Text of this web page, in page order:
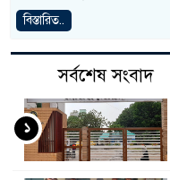
বিস্তারিত..
সর্বশেষ সংবাদ
১